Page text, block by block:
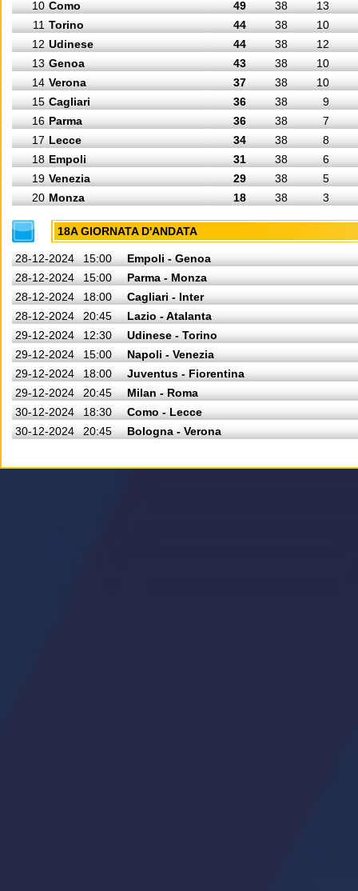
10 Como 49 38
13
11 Torino 44 38
10
12 Udinese 44 38
12
13 Genoa 43 38
10
14 Verona 37 38
10
15 Cagliari 36 38
9
16 Parma 36 38
7
17 Lecce 34 38
8
18 Empoli 31 38
6
19 Venezia 29 38
5
20 Monza 18 38 3
18A GIORNATA D'ANDATA
28-12-2024 15:00
Empoli - Genoa
28-12-2024
15:00
Parma - Monza
28-12-2024
18:00
Cagliari - Inter
28-12-2024
20:45
Lazio - Atalanta
29-12-2024
12:30
Udinese - Torino
29-12-2024
15:00
Napoli - Venezia
29-12-2024
18:00
Juventus - Fiorentina
29-12-2024
20:45
Milan - Roma
30-12-2024
18:30
Como - Lecce
30-12-2024
20:45 Bologna - Verona